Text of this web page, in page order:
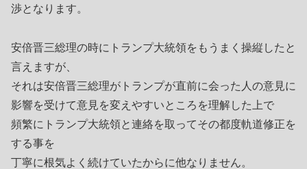
渉となります。
安倍晋三総理の時にトランプ大統領をもうまく操縦したと
言えますが、
それは安倍晋三総理がトランプが直前に会った人の意見に
影響を受けて意見を変えやすいところを理解した上で
頻繁にトランプ大統領と連絡を取ってその都度軌道修正を
する事を
丁寧に根気よく続けていたからに他なりません。